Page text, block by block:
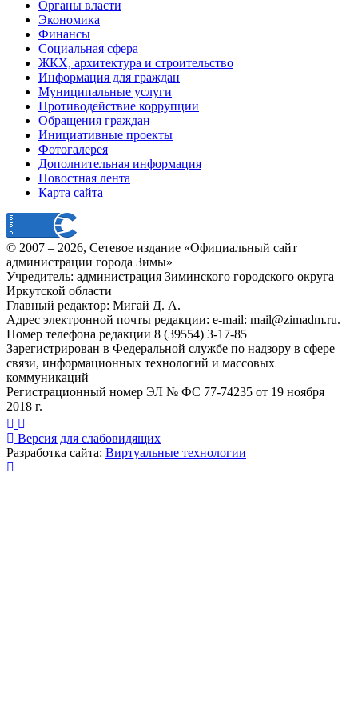
Органы власти
Экономика
Финансы
Социальная сфера
ЖКХ, архитектура и строительство
Информация для граждан
Муниципальные услуги
Противодействие коррупции
Обращения граждан
Инициативные проекты
Фотогалерея
Дополнительная информация
Новостная лента
Карта сайта
© 2007 – 2026, Сетевое издание «Официальный сайт
администрации города Зимы»
Учредитель: администрация Зиминского городского округа
Иркутской области
Главный редактор: Мигай Д. А.
Адрес электронной почты редакции: e-mail: mail@zimadm.ru.
Номер телефона редакции 8 (39554) 3-17-85
Зарегистрирован в Федеральной службе по надзору в сфере
связи, информационных технологий и массовых
коммуникаций
Регистрационный номер ЭЛ № ФС 77-74235 от 19 ноября
2018 г.
Версия для слабовидящих
Разработка сайта: Виртуальные технологии